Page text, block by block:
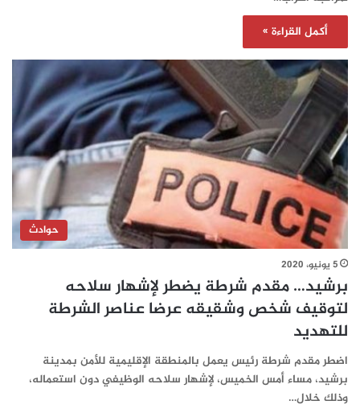
أكمل القراءة »
حوادث
5 يونيو، 2020
برشيد… مقدم شرطة يضطر لإشهار سلاحه
لتوقيف شخص وشقيقه عرضا عناصر الشرطة
للتهديد
اضطر مقدم شرطة رئيس يعمل بالمنطقة الإقليمية للأمن بمدينة
برشيد، مساء أمس الخميس، لإشهار سلاحه الوظيفي دون استعماله،
وذلك خلال…